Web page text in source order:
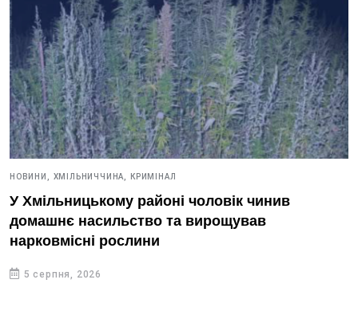
НОВИНИ, ХМІЛЬНИЧЧИНА, КРИМІНАЛ
У Хмільницькому районі чоловік чинив
домашнє насильство та вирощував
нарковмісні рослини
5 серпня, 2026